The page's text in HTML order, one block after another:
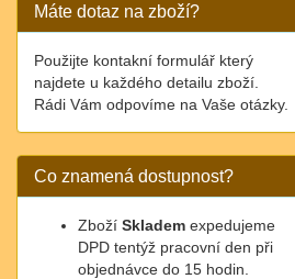
Máte dotaz na zboží?
Použijte kontakní formulář který
najdete u každého detailu zboží.
Rádi Vám odpovíme na Vaše otázky.
Co znamená dostupnost?
Zboží Skladem expedujeme
DPD tentýž pracovní den při
objednávce do 15 hodin.